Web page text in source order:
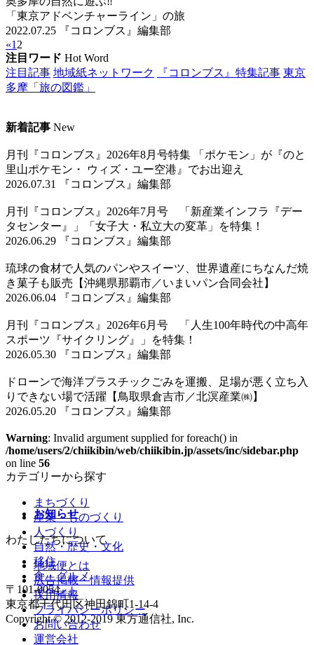
「東京アドベンチャーライン」の旅
2022.07.25
『コロンブス』編集部
«1 2
注目ワード Hot Word
注目記事 地域紙ネットワーク 『コロンブス』特集記事 東京
多摩「旅の図鑑」
新着記事 New
月刊『コロンブス』2026年8月号特集 「ポケモン」が『のと
里山ポケモン・ ウィズ・ユー空港』でお出迎え
2026.07.31 『コロンブス』編集部
月刊『コロンブス』2026年7月号 「新産業インフラ『デー
タセンター』」「女子大・私立大の変革」を特集！
2026.06.29 『コロンブス』編集部
琉球の食材で人気のパンやスイーツ、世界遺産にちなんだ焼
き菓子も販売【沖縄県那覇市／いまいパン合同会社】
2026.06.04 『コロンブス』編集部
月刊『コロンブス』2026年6月号 「人生100年時代の中高年
スポーツ『サイクリング』」を特集！
2026.05.30 『コロンブス』編集部
ドローンで海洋プラスチックごみを運搬、足場が悪く立ち入
りできない場で活躍【鳥取県倉吉市／北溟産業㈱】
2026.05.20 『コロンブス』編集部
Warning: Invalid argument supplied for foreach() in
/home/users/2/chiikibin/web/chiikibin.jp/assets/inc/sidebar.php
on line 56
カテゴリーから探す
まちづくり
産業・ものづくり
人づくり
自然・歴史・文化
移住
食・グルメ
イベント
お知らせ
わたしたちについて
地域便とは
広告掲載・情報提供
採用情報
プライバシーポリシー
お問い合わせ
運営会社
〒101-0054
東京都千代田区神田錦町1-14-4
Copyright © 2012-2019 東方通信社, Inc.